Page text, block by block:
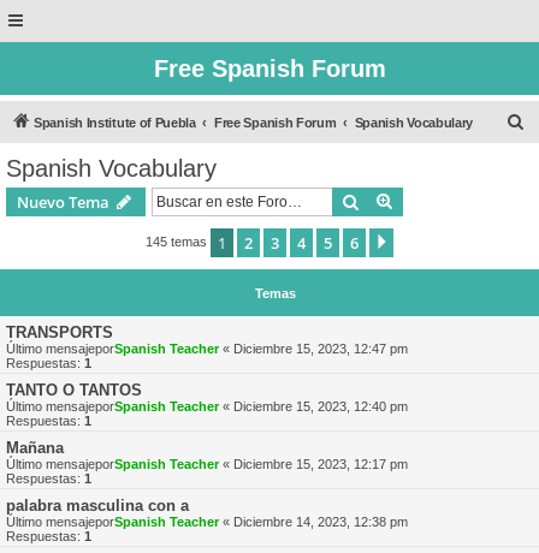
Free Spanish Forum
Spanish Institute of Puebla Free Spanish Forum Spanish Vocabulary
Spanish Vocabulary
Nuevo Tema Buscar
145 temas 1 2 3 4 5 6
Temas
TRANSPORTS
Último mensajeporSpanish Teacher« Diciembre 15, 2023, 12:47 pm
Respuestas: 1
TANTO O TANTOS
Último mensajeporSpanish Teacher« Diciembre 15, 2023, 12:40 pm
Respuestas: 1
Mañana
Último mensajeporSpanish Teacher« Diciembre 15, 2023, 12:17 pm
Respuestas: 1
palabra masculina con a
Último mensajeporSpanish Teacher« Diciembre 14, 2023, 12:38 pm
Respuestas: 1